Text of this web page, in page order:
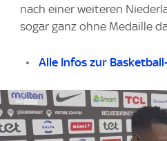
nach einer weiteren
sogar ganz ohne Medaille
Alle Infos zur